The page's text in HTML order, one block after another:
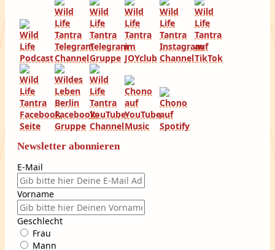
Newsletter abonnieren
E-Mail
Vorname
Geschlecht
Frau
Mann